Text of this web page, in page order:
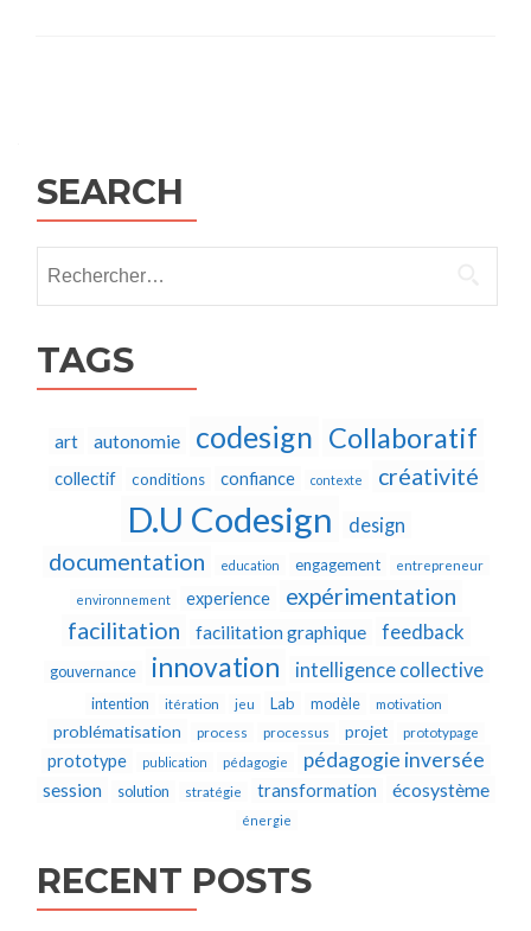
SEARCH
TAGS
art autonomie codesign Collaboratif
collectif conditions confiance contexte créativité
D.U Codesign design
documentation education engagement entrepreneur
environnement experience
expérimentation
facilitation
facilitation graphique feedback
gouvernance innovation intelligence collective
intention itération jeu Lab modèle motivation
problématisation process processus projet prototypage
prototype publication pédagogie pédagogie inversée
session solution stratégie transformation écosystème
énergie
RECENT POSTS